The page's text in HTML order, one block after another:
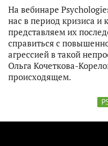
На вебинаре
нас в период кризиса и
представляем их
справиться с
агрессией в такой
Ольга Кочеткова-
происходящем.